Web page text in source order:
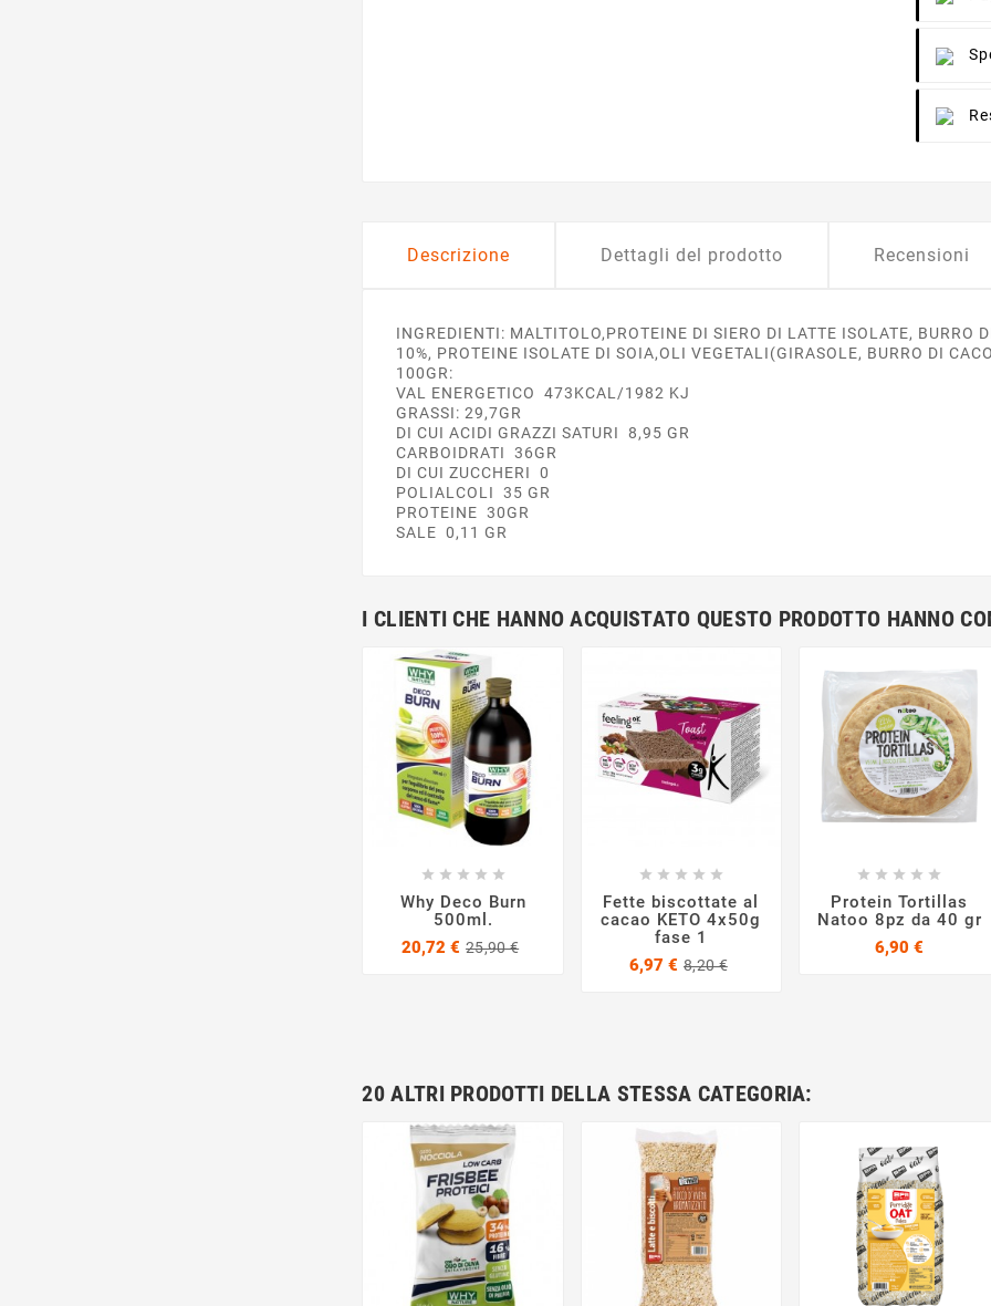
Descrizione Dettagli del prodotto Recensioni
INGREDIENTI: MALTITOLO,PROTEINE DI SIERO DI LATTE ISOLATE, BURRO
10%, PROTEINE ISOLATE DI SOIA,OLI VEGETALI(GIRASOLE, BURRO DI
100GR:
VAL ENERGETICO 473KCAL/1982 KJ
GRASSI: 29,7GR
DI CUI ACIDI GRAZZI SATURI 8,95 GR
CARBOIDRATI 36GR
DI CUI ZUCCHERI 0
POLIALCOLI 35 GR
PROTEINE 30GR
SALE 0,11 GR
I CLIENTI CHE HANNO ACQUISTATO QUESTO PRODOTTO HANNO


    
Why Deco Burn
500ml.
20,72 € 25,90 €
    
Fette biscottate al
cacao KETO 4x50g
fase 1
6,97 € 8,20 €
    
Protein Tortillas
Natoo 8pz da 40 gr
6,90 €
20 ALTRI PRODOTTI DELLA STESSA CATEGORIA: